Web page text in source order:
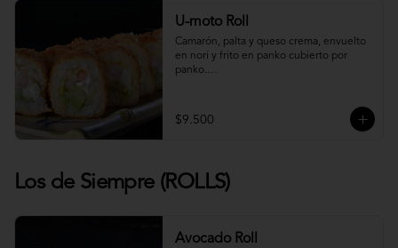
U-moto Roll
Camarón, palta y queso crema, envuelto
en nori y frito en panko cubierto por
panko.
$9.500
Los de Siempre (ROLLS)
Avocado Roll